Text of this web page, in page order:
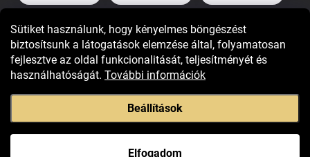
Sütiket használunk, hogy kényelmes böngészést
biztosítsunk a látogatások elemzése által, folyamatosan
fejlesztve az oldal funkcionalitását, teljesítményét és
használhatóságát. További információk
Beállítások
Elfogadom